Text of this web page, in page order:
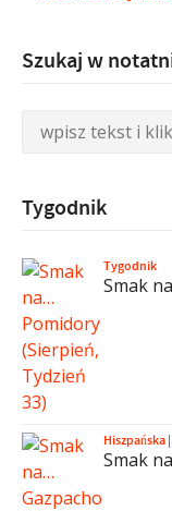
Szukaj w
Tygodnik
Tygodnik
Smak
Hiszpańska|
Smak